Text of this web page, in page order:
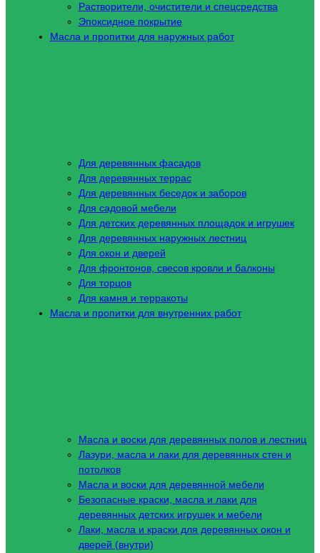
Растворители, очистители и спецсредства
Эпоксидное покрытие
Масла и пропитки для наружных работ
Для деревянных фасадов
Для деревянных террас
Для деревянных беседок и заборов
Для садовой мебели
Для детских деревянных площадок и игрушек
Для деревянных наружных лестниц
Для окон и дверей
Для фронтонов, свесов кровли и балконы
Для торцов
Для камня и терракоты
Масла и пропитки для внутренних работ
Масла и воски для деревянных полов и лестниц
Лазури, масла и лаки для деревянных стен и
потолков
Масла и воски для деревянной мебели
Безопасные краски, масла и лаки для
деревянных детских игрушек и мебели
Лаки, масла и краски для деревянных окон и
дверей (внутри)